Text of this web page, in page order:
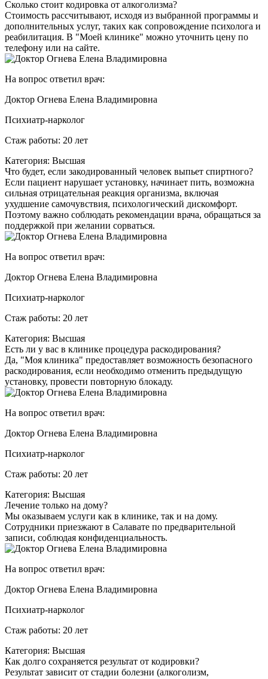
Сколько стоит кодировка от алкоголизма?
Стоимость рассчитывают, исходя из выбранной программы и
дополнительных услуг, таких как сопровождение психолога и
реабилитация. В "Моей клинике" можно уточнить цену по
телефону или на сайте.
На вопрос ответил врач:
Доктор Огнева Елена Владимировна
Психиатр-нарколог
Стаж работы: 20 лет
Категория: Высшая
Что будет, если закодированный человек выпьет спиртного?
Если пациент нарушает установку, начинает пить, возможна
сильная отрицательная реакция организма, включая
ухудшение самочувствия, психологический дискомфорт.
Поэтому важно соблюдать рекомендации врача, обращаться за
поддержкой при желании сорваться.
На вопрос ответил врач:
Доктор Огнева Елена Владимировна
Психиатр-нарколог
Стаж работы: 20 лет
Категория: Высшая
Есть ли у вас в клинике процедура раскодирования?
Да, "Моя клиника" предоставляет возможность безопасного
раскодирования, если необходимо отменить предыдущую
установку, провести повторную блокаду.
На вопрос ответил врач:
Доктор Огнева Елена Владимировна
Психиатр-нарколог
Стаж работы: 20 лет
Категория: Высшая
Лечение только на дому?
Мы оказываем услуги как в клинике, так и на дому.
Сотрудники приезжают в Салавате по предварительной
записи, соблюдая конфиденциальность.
На вопрос ответил врач:
Доктор Огнева Елена Владимировна
Психиатр-нарколог
Стаж работы: 20 лет
Категория: Высшая
Как долго сохраняется результат от кодировки?
Результат зависит от стадии болезни (алкоголизм,